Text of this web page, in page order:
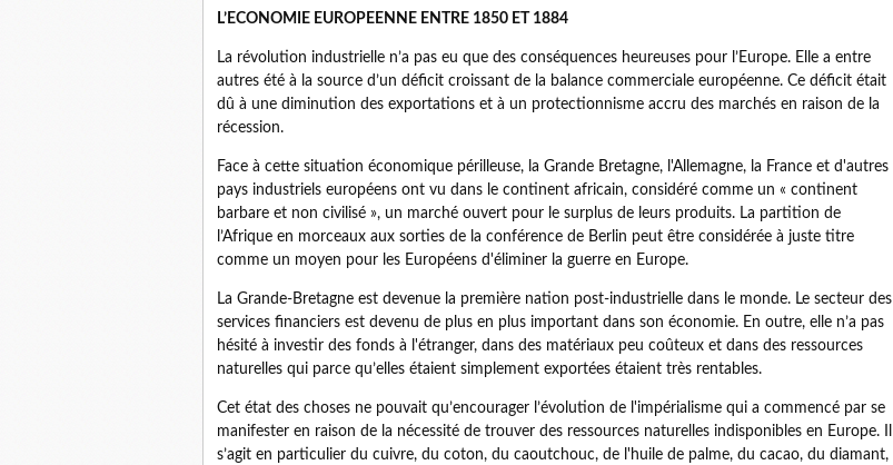
L’ECONOMIE EUROPEENNE ENTRE 1850 ET 1884
La révolution industrielle n’a pas eu que des conséquences heureuses pour l’Europe. Elle a entre
autres été à la source d’un déficit croissant de la balance commerciale européenne. Ce déficit était
dû à une diminution des exportations et à un protectionnisme accru des marchés en raison de la
récession.
Face à cette situation économique périlleuse, la Grande Bretagne, l'Allemagne, la France et d'autres
pays industriels européens ont vu dans le continent africain, considéré comme un « continent
barbare et non civilisé », un marché ouvert pour le surplus de leurs produits. La partition de
l’Afrique en morceaux aux sorties de la conférence de Berlin peut être considérée à juste titre
comme un moyen pour les Européens d'éliminer la guerre en Europe.
La Grande-Bretagne est devenue la première nation post-industrielle dans le monde. Le secteur des
services financiers est devenu de plus en plus important dans son économie. En outre, elle n’a pas
hésité à investir des fonds à l'étranger, dans des matériaux peu coûteux et dans des ressources
naturelles qui parce qu’elles étaient simplement exportées étaient très rentables.
Cet état des choses ne pouvait qu’encourager l’évolution de l'impérialisme qui a commencé par se
manifester en raison de la nécessité de trouver des ressources naturelles indisponibles en Europe. Il
s’agit en particulier du cuivre, du coton, du caoutchouc, de l'huile de palme, du cacao, du diamant,